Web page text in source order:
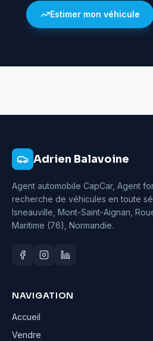
Estimer mon véhicule
Adrien Balavoine
Agent automobile CapCar, Agent
recherche de véhicules en toute
Isneauville, Mont-Saint-Aignan,
Maritime (76), Normandie.
NAVIGATION
Accueil
Vendre